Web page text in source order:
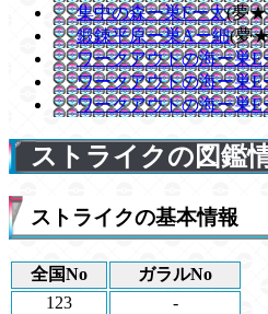
集中の森ー巣Fー太(夢
鍛錬平原ー巣Aー細(夢
ワークアウトの海ー巣E
ワークアウトの海ー巣E
ワークアウトの海ー巣E
ストライクの図鑑
ストライクの基本情報
全国No
ガラルNo
123
-